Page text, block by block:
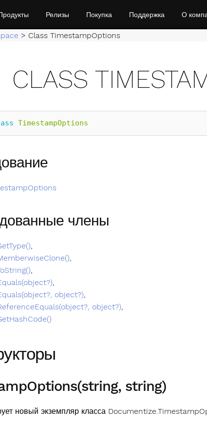
Релизы Покупка Поддержка О
> Class TimestampOptions
CLASS
TimestampOptions
члены
object?)
object?)
string)
новый экземпляр класса